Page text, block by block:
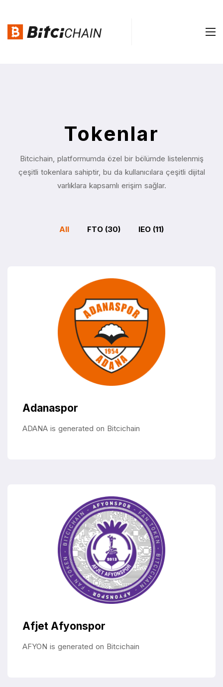
Tokenlar
Bitcichain, platformumda özel bir bölümde listelenmiş
çeşitli tokenlara sahiptir, bu da kullanıcılara çeşitli dijital
varlıklara kapsamlı erişim sağlar.
All FTO (30) IEO (11)
Adanaspor
ADANA is generated on Bitcichain
Afjet Afyonspor
AFYON is generated on Bitcichain